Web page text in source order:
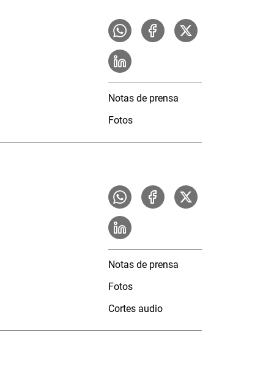
Notas de prensa
Fotos
Notas de prensa
Fotos
Cortes audio